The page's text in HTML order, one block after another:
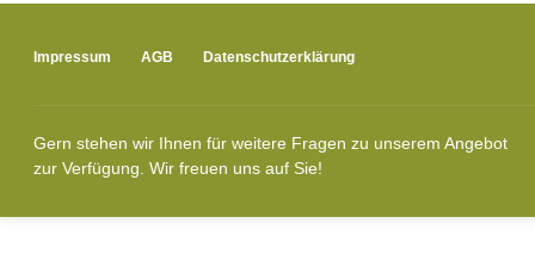
Impressum AGB Datenschutzerklärung
Gern stehen wir Ihnen für weitere Fragen zu unserem Angebot
zur Verfügung. Wir freuen uns auf Sie!